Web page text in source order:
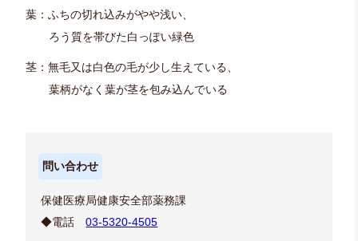
葉：ふちの切れ込みがやや浅い、
ろう質を帯びた白っぽい緑色
茎：無毛又は白色の毛が少し生えている、
葉柄がなく葉が茎を包み込んでいる
問い合わせ
保健医療局健康安全部薬務課
◆電話03-5320-4505